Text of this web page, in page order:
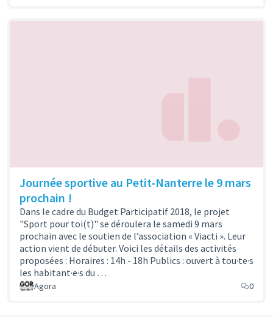
Journée sportive au Petit-Nanterre le 9 mars
prochain !
Dans le cadre du Budget Participatif 2018, le projet
"Sport pour toi(t)" se déroulera le samedi 9 mars
prochain avec le soutien de l’association « Viacti ». Leur
action vient de débuter. Voici les détails des activités
proposées : Horaires : 14h - 18h Publics : ouvert à tou·te·s
les habitant·e·s du …
Agora 0